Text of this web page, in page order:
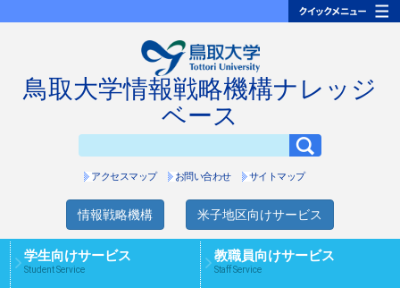
鳥取大学情報戦略機構ナレッジ
ベース
アクセスマップ お問い合わせ サイトマップ
情報戦略機構 米子地区向けサービス
学生向けサービス
Student Service
教職員向けサービス
Staff Service